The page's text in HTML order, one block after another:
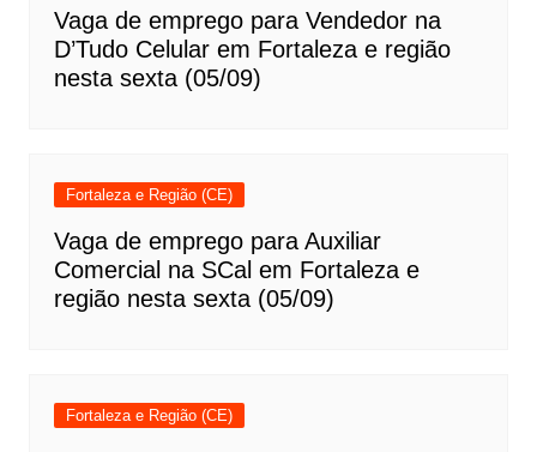
Vaga de emprego para Vendedor na
D’Tudo Celular em Fortaleza e região
nesta sexta (05/09)
Fortaleza e Região (CE)
Vaga de emprego para Auxiliar
Comercial na SCal em Fortaleza e
região nesta sexta (05/09)
Fortaleza e Região (CE)